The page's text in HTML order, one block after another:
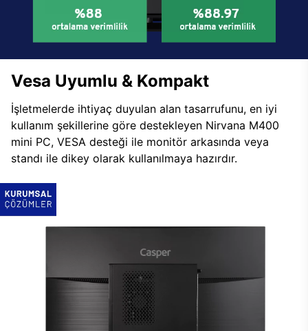
Vesa Uyumlu & Kompakt
İşletmelerde ihtiyaç duyulan alan tasarrufunu, en iyi
kullanım şekillerine göre destekleyen Nirvana M400
mini PC, VESA desteği ile monitör arkasında veya
standı ile dikey olarak kullanılmaya hazırdır.